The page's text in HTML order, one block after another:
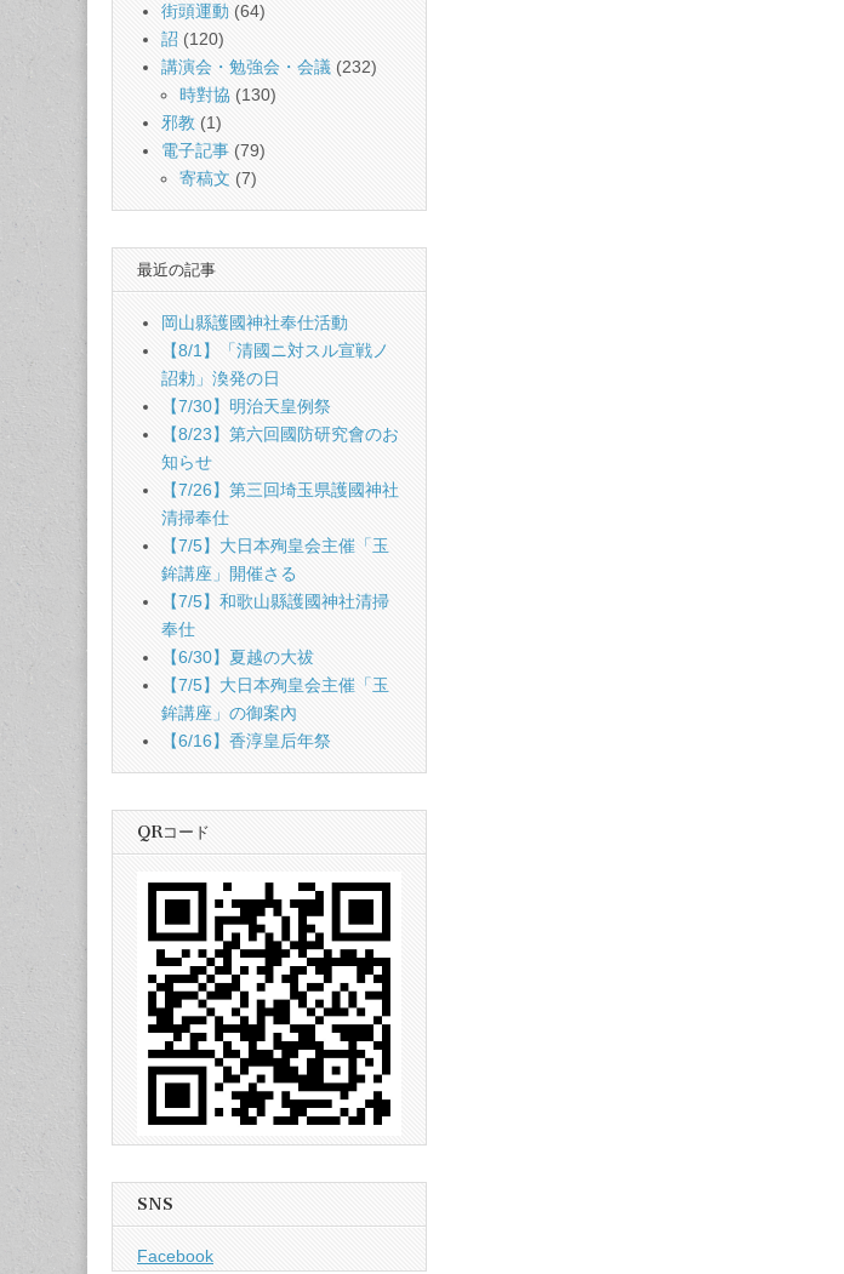
街頭運動 (64)
詔 (120)
講演会・勉強会・会議 (232)
時對協 (130)
邪教 (1)
電子記事 (79)
寄稿文 (7)
最近の記事
岡山縣護國神社奉仕活動
【8/1】「清國ニ対スル宣戦ノ
詔勅」渙発の日
【7/30】明治天皇例祭
【8/23】第六回國防研究會のお
知らせ
【7/26】第三回埼玉県護國神社
清掃奉仕
【7/5】大日本殉皇会主催「玉
鉾講座」開催さる
【7/5】和歌山縣護國神社清掃
奉仕
【6/30】夏越の大祓
【7/5】大日本殉皇会主催「玉
鉾講座」の御案內
【6/16】香淳皇后年祭
QRコード
SNS
Facebook